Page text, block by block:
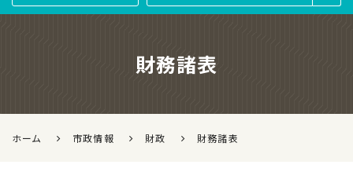
財務諸表
ホーム 市政情報 財政 財務諸表